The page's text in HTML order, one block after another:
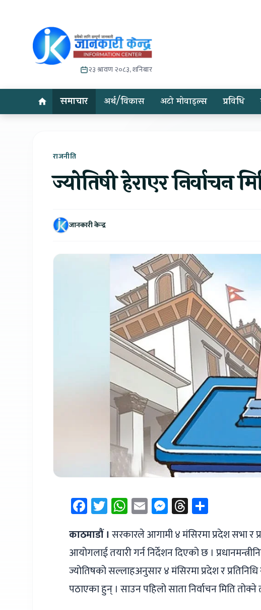
२३ श्रावण २०८३, शनिबार
समाचार अर्थ/विकास अटो मोवाइल्स प्रविधि
राजनीति
ज्योतिषी हेराएर निर्वाचन
जानकारी केन्द्र
Facebook
Twitter
WhatsApp
EmailMessenger
Threads
काठमाडौं । सरकारले आगामी ४ मंसिरमा प्रदेश सभा र
आयोगलाई तयारी गर्न निर्देशन दिएको छ ।
ज्योतिषको सल्लाहअनुसार ४ मंसिरमा प्रदेश र
पठाएका हुन् । साउन पहिलो साता निर्वाचन मिति